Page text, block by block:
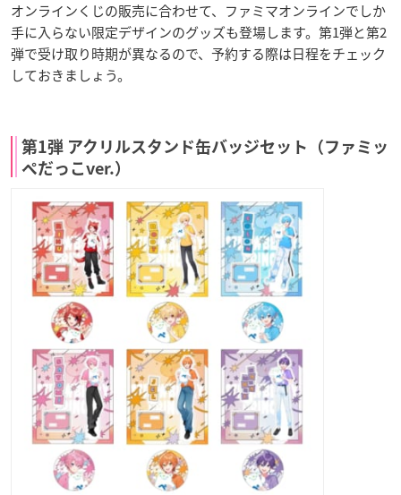
オンラインくじの販売に合わせて、ファミマオンラインでしか
手に入らない限定デザインのグッズも登場します。第1弾と第2
弾で受け取り時期が異なるので、予約する際は日程をチェック
しておきましょう。
第1弾 アクリルスタンド缶バッジセット（ファミッ
ペだっこver.）